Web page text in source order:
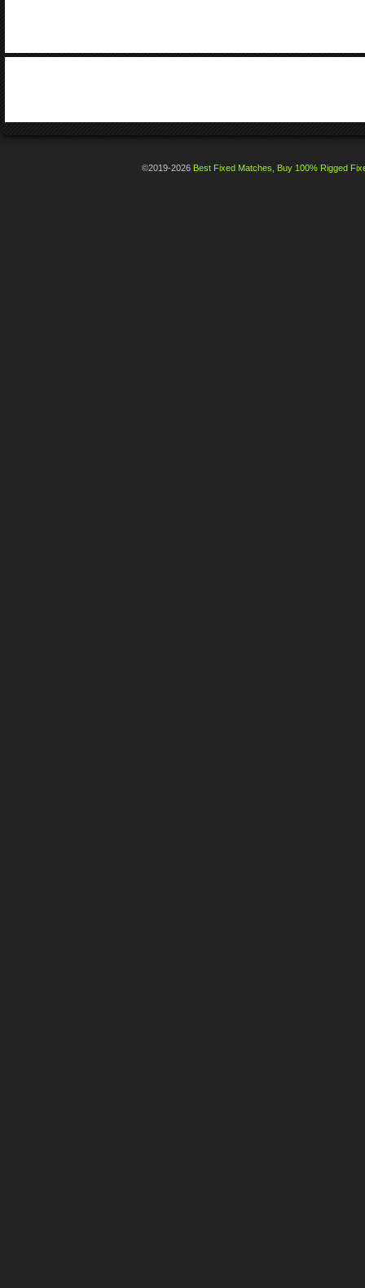
©2019-2026 Best Fixed Matches, Buy 100% Rigged